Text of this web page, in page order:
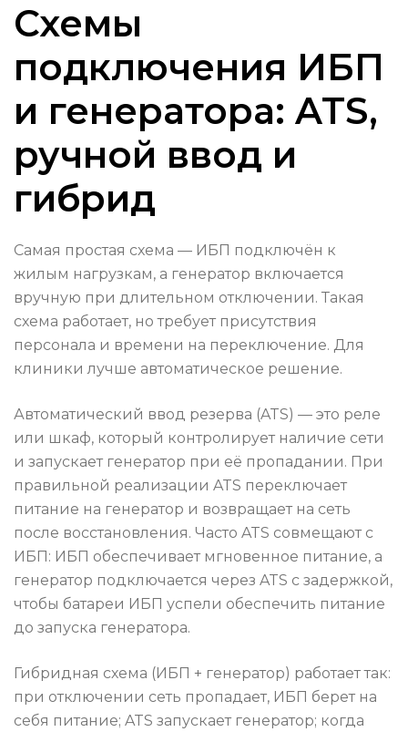
Схемы
подключения ИБП
и генератора: ATS,
ручной ввод и
гибрид
Самая простая схема — ИБП подключён к
жилым нагрузкам, а генератор включается
вручную при длительном отключении. Такая
схема работает, но требует присутствия
персонала и времени на переключение. Для
клиники лучше автоматическое решение.
Автоматический ввод резерва (ATS) — это реле
или шкаф, который контролирует наличие сети
и запускает генератор при её пропадании. При
правильной реализации ATS переключает
питание на генератор и возвращает на сеть
после восстановления. Часто ATS совмещают с
ИБП: ИБП обеспечивает мгновенное питание, а
генератор подключается через ATS с задержкой,
чтобы батареи ИБП успели обеспечить питание
до запуска генератора.
Гибридная схема (ИБП + генератор) работает так:
при отключении сеть пропадает, ИБП берет на
себя питание; ATS запускает генератор; когда